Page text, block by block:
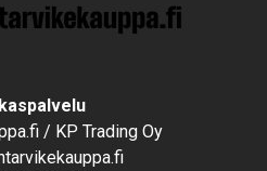
/ KP Trading Oy